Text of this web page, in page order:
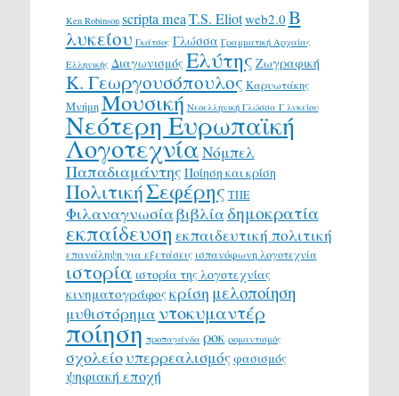
Ken Robinson scripta meaT.S. Eliotweb2.0 Β
λυκείου Γκάτσος Γλώσσα Γραμματική Αρχαίας
Ελληνικής ΔιαγωνισμόςΕλύτης Ζωγραφική
Κ. Γεωργουσόπουλος Καρυωτάκης
ΜνήμηΜουσική Νεοελληνική Γλώσσα Γ λυκείου
Νεότερη Ευρωπαϊκή
ΛογοτεχνίαΝόμπελ
Παπαδιαμάντης Ποίηση και κρίση
ΠολιτικήΣεφέρης ΤΠΕ
Φιλαναγνωσίαβιβλίαδημοκρατία
εκπαίδευση εκπαιδευτική πολιτική
επανάληψη για εξετάσεις ισπανόφωνη λογοτεχνία
ιστορία ιστορία της λογοτεχνίας
κινηματογράφοςκρίση μελοποίηση
μυθιστόρημα ντοκυμαντέρ
ποίηση προπαγάνδα ροκ ρομαντισμός
σχολείουπερρεαλισμόςφασισμός
ψηφιακή εποχή